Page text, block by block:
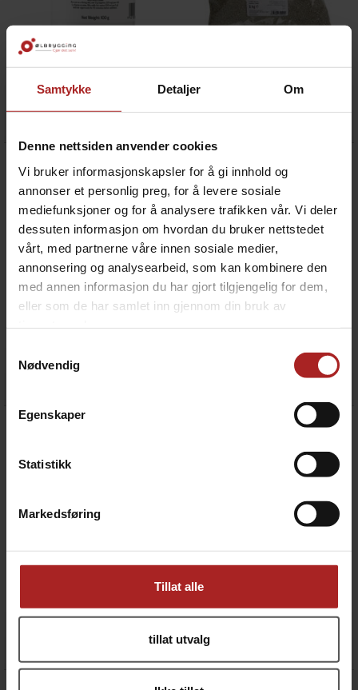
Samtykke Detaljer Om
Denne nettsiden anvender cookies
Vi bruker informasjonskapsler for å gi innhold og
annonser et personlig preg, for å levere sosiale
mediefunksjoner og for å analysere trafikken vår. Vi deler
dessuten informasjon om hvordan du bruker nettstedet
vårt, med partnerne våre innen sosiale medier,
annonsering og analysearbeid, som kan kombinere den
med annen informasjon du har gjort tilgjengelig for dem,
eller som de har samlet inn gjennom din bruk av
Nødvendig
Egenskaper
Statistikk
Markedsføring
Tillat alle
tillat utvalg
Bentonit 100g - Handcraft Supplies
klaringsmiddel
49,-
Bentonit Vinoferm Benton 1 kg
klaringsmiddel
179,-
Brewers Clarex klarningsmiddel 20ml
179,-
Distiller's Enzyme Glucoamylase 12g
Impressence - FermStop 50ml
Stabilisator for fermentering Klaringsmiddel